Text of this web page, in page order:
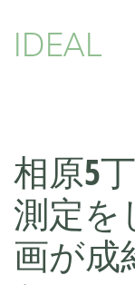
IDEAL
相原5
測定を
画が成